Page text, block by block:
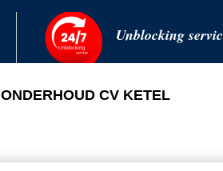
Unblocking
ONDERHOUD CV KETEL